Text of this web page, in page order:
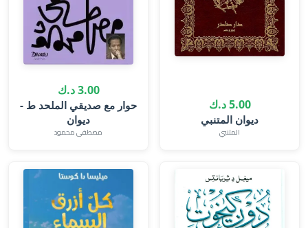
5.00 د.ك
ديوان المتنبي
المتنبي
3.00 د.ك
حوار مع صديقي الملحد ط -
ديوان
مصطفى محمود